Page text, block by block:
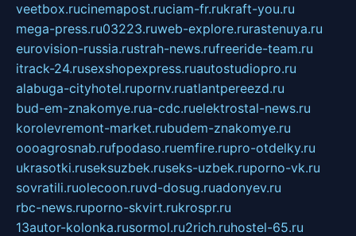
veetbox.rucinemapost.ruciam-fr.rukraft-you.ru
mega-press.ru03223.ruweb-explore.rurastenuya.ru
eurovision-russia.rustrah-news.rufreeride-team.ru
itrack-24.rusexshopexpress.ruautostudiopro.ru
alabuga-cityhotel.rupornv.ruatlantpereezd.ru
bud-em-znakomye.rua-cdc.ruelektrostal-news.ru
korolevremont-market.rubudem-znakomye.ru
oooagrosnab.rufpodaso.ruemfire.rupro-otdelky.ru
ukrasotki.ruseksuzbek.ruseks-uzbek.ruporno-vk.ru
sovratili.ruolecoon.ruvd-dosug.ruadonyev.ru
rbc-news.ruporno-skvirt.rukrospr.ru
13autor-kolonka.rusormol.ru2rich.ruhostel-65.ru